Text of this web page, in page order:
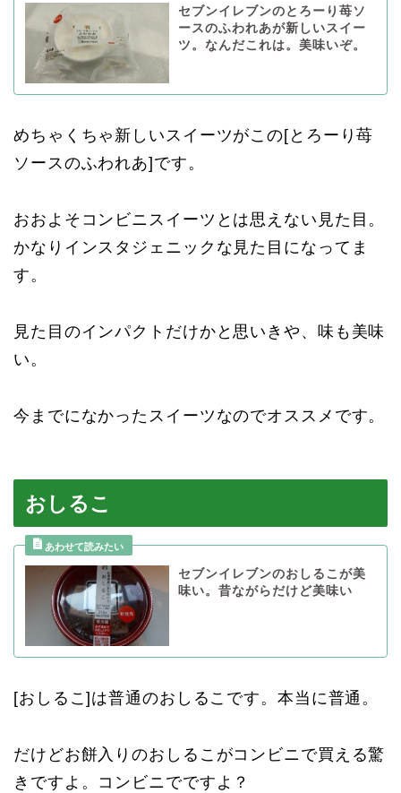
セブンイレブンのとろーり苺ソ
ースのふわれあが新しいスイー
ツ。なんだこれは。美味いぞ。
めちゃくちゃ新しいスイーツがこの[とろーり苺
ソースのふわれあ]です。
おおよそコンビニスイーツとは思えない見た目。
かなりインスタジェニックな見た目になってま
す。
見た目のインパクトだけかと思いきや、味も美味
い。
今までになかったスイーツなのでオススメです。
おしるこ
セブンイレブンのおしるこが美
味い。昔ながらだけど美味い
[おしるこ]は普通のおしるこです。本当に普通。
だけどお餅入りのおしるこがコンビニで買える驚
きですよ。コンビニでですよ？